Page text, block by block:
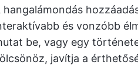
hangalámondás
és vonzóbb
be, vagy egy
javítja a